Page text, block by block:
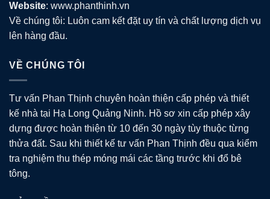
Website: www.phanthinh.vn
Về chúng tôi: Luôn cam kết đặt uy tín và chất lượng dịch vụ
lên hàng đầu.
VỀ CHÚNG TÔI
Tư vấn Phan Thịnh chuyên hoàn thiện cấp phép và thiết
kế nhà tại Hạ Long Quảng Ninh. Hồ sơ xin cấp phép xây
dựng được hoàn thiện từ 10 đến 30 ngày tùy thuộc từng
thửa đất. Sau khi thiết kế tư vấn Phan Thịnh đều qua kiểm
tra nghiệm thu thép móng mái các tầng trước khi đổ bê
tông.